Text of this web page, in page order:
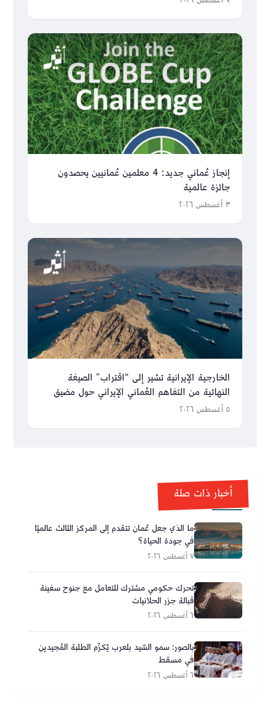
إنجاز عُماني جديد: 4 معلمين عُمانيين يحصدون
جائزة عالمية
٣ أغسطس ٢٠٢٦
الخارجية الإيرانية تشير إلى “اقتراب” الصيغة
النهائية من التفاهم العُماني الإيراني حول مضيق
هرمز
٥ أغسطس ٢٠٢٦
أخبار ذات صلة
ما الذي جعل عُمان تتقدم إلى المركز الثالث عالميًا
في جودة الحياة؟
٧ أغسطس ٢٠٢٦
تحرك حكومي مشترك للتعامل مع جنوح سفينة
قبالة جزر الحلانيات
٦ أغسطس ٢٠٢٦
بالصور: سمو السّيد بلعرب يُكرِّم الطلبة المُجيدين
في مسقط
٦ أغسطس ٢٠٢٦